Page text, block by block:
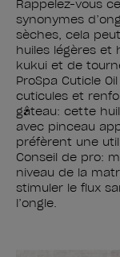
Rappelez-vous
synonymes
sèches, cela
huiles légères et
kukui et de
ProSpa Cuticle
cuticules et
gâteau: cette
avec pinceau
préfèrent une
Conseil de pro:
niveau de la
stimuler le flux
l’ongle.